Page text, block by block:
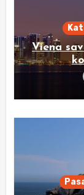
Viena